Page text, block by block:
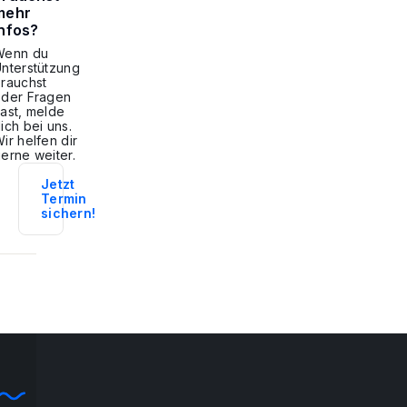
du
Fragen
melde
bei uns.
helfen dir
weiter.
Jetzt
Termin
sichern!